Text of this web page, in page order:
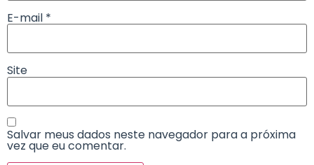
E-mail *
Site
Salvar meus dados neste navegador para a próxima
vez que eu comentar.